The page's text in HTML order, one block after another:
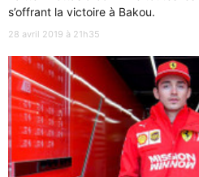
s’offrant la victoire à Bakou.
28 avril 2019 à 21h35